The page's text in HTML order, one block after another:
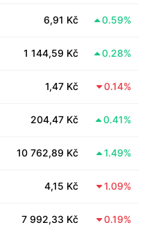
6,91 Kč 0.59%
1 144,59 Kč 0.28%
1,47 Kč 0.14%
204,47 Kč 0.41%
10 762,89 Kč 1.49%
4,15 Kč 1.09%
7 992,33 Kč 0.19%